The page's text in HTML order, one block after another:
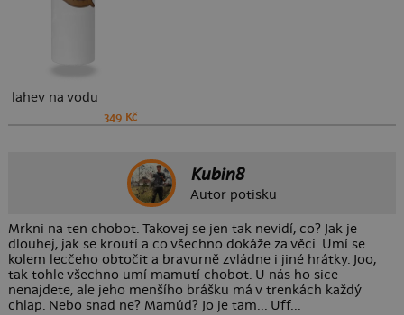
lahev na vodu
349 Kč
Kubin8
Autor potisku
Mrkni na ten chobot. Takovej se jen tak nevidí, co? Jak je
dlouhej, jak se kroutí a co všechno dokáže za věci. Umí se
kolem lecčeho obtočit a bravurně zvládne i jiné hrátky. Joo,
tak tohle všechno umí mamutí chobot. U nás ho sice
nenajdete, ale jeho menšího brášku má v trenkách každý
chlap. Nebo snad ne? Mamúd? Jo je tam... Uff...